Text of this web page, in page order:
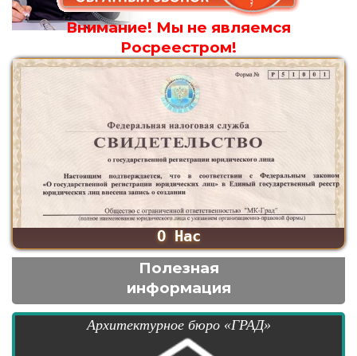
Внимание! Мы не являемся
Росреестром!
О Нас
Полезная
информация
Архитектурное бюро «ГРАД»